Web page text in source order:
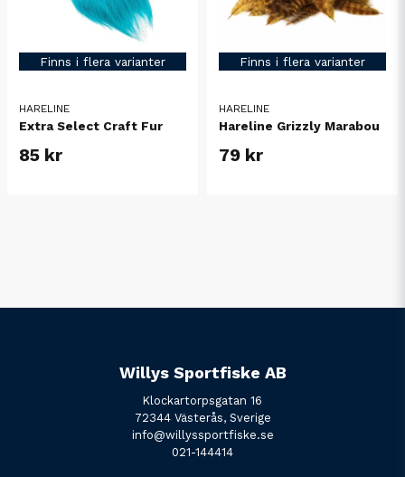
Finns i flera varianter
HARELINE
Extra Select Craft Fur
85 kr
Finns i flera varianter
HARELINE
Hareline Grizzly Marabou
79 kr
Willys Sportfiske AB
Klockartorpsgatan 16
72344 Västerås, Sverige
info@willyssportfiske.se
021-144414